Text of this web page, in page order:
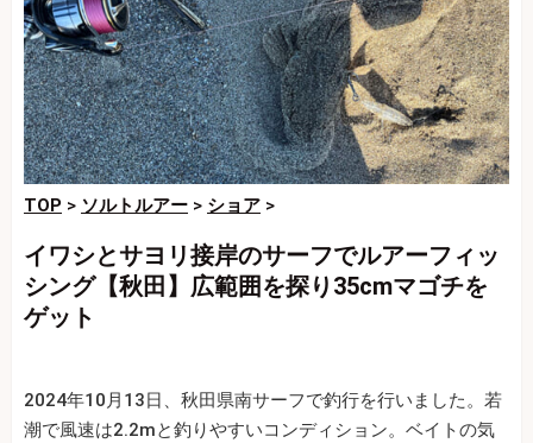
TOP > ソルトルアー > ショア >
イワシとサヨリ接岸のサーフでルアーフィッ
シング【秋田】広範囲を探り35cmマゴチを
ゲット
2024年10月13日、秋田県南サーフで釣行を行いました。若
潮で風速は2.2mと釣りやすいコンディション。ベイトの気